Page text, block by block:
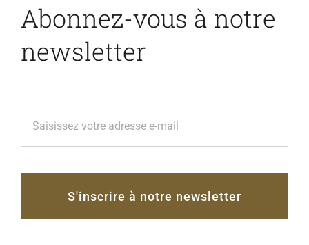
Abonnez-vous à notre
newsletter
S'inscrire à notre newsletter